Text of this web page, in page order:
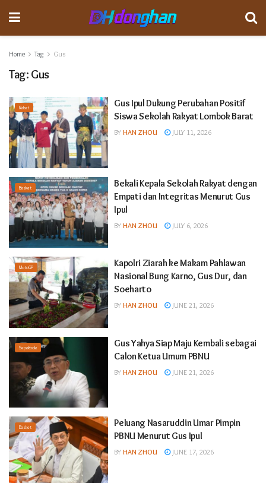
Home Tag Gus
Tag: Gus
Raket
Gus Ipul Dukung Perubahan Positif
Siswa Sekolah Rakyat Lombok Barat
BY HAN ZHOU JULY 11, 2026
Basket
Bekali Kepala Sekolah Rakyat dengan
Empati dan Integritas Menurut Gus
Ipul
BY HAN ZHOU JULY 6, 2026
MotoGP
Kapolri Ziarah ke Makam Pahlawan
Nasional Bung Karno, Gus Dur, dan
Soeharto
BY HAN ZHOU JUNE 21, 2026
Sepakbola
Gus Yahya Siap Maju Kembali sebagai
Calon Ketua Umum PBNU
BY HAN ZHOU JUNE 21, 2026
Basket
Peluang Nasaruddin Umar Pimpin
PBNU Menurut Gus Ipul
BY HAN ZHOU JUNE 17, 2026